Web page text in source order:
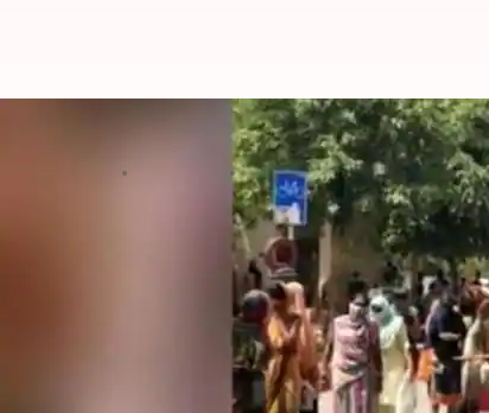
नोएडा: राशन लेने के लिए लाइन
10:34 am
नोएडा में राशन लेने के लिए लाइन में लगी महिलाओं
शनिवार को सोशल मीडिया पर एक वीडियो